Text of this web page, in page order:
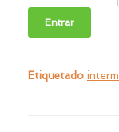
Etiquetado